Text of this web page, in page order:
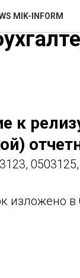
MIK-INFORM
к
0503125,
изложено